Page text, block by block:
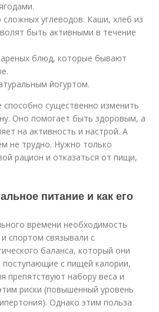
углеводов. Каши, хлеб из
быть активными в течение
блюд, которые бывают
йогуртом.
способно существенно изменить
Оно помогает быть здоровым, а
на активность и настрой. А
не трудно. Нужно только
рацион и отказаться от пищи,
питание и как его
времени необходимость
спортом связывали с
баланса, который они
с пищей калории,
препятствуют набору веса и
риски (повышенный уровень
Однако этим польза